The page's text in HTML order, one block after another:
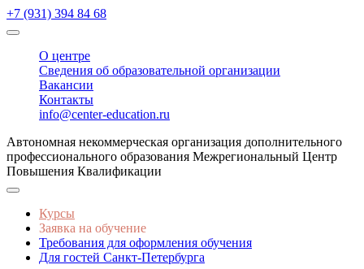
+7 (931) 394 84 68
О центре
Сведения об образовательной организации
Вакансии
Контакты
info@center-education.ru
Автономная некоммерческая организация дополнительного
профессионального образования Межрегиональный Центр
Повышения Квалификации
Курсы
Заявка на обучение
Требования для оформления обучения
Для гостей Санкт-Петербурга